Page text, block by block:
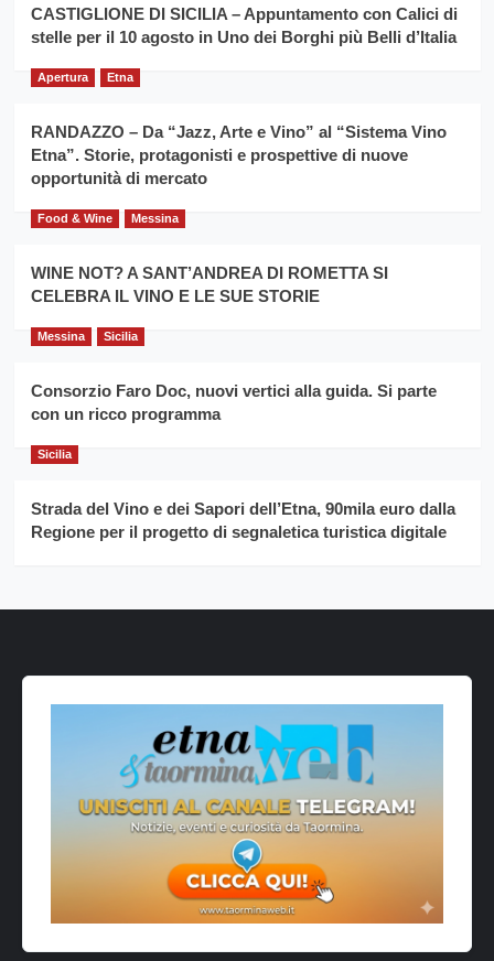
la
filiera
grano
per
il
anno
Franco
Caruso
CASTIGLIONE DI SICILIA – Appuntamento con Calici di
stelle per il 10 agosto in Uno dei Borghi più Belli d’Italia
Apertura Etna
RANDAZZO – Da “Jazz, Arte e Vino” al “Sistema Vino
Etna”. Storie, protagonisti e prospettive di nuove
opportunità di mercato
Food & Wine Messina
WINE NOT? A SANT’ANDREA DI ROMETTA SI
CELEBRA IL VINO E LE SUE STORIE
Messina Sicilia
Consorzio Faro Doc, nuovi vertici alla guida. Si parte
con un ricco programma
Sicilia
Strada del Vino e dei Sapori dell’Etna, 90mila euro dalla
Regione per il progetto di segnaletica turistica digitale